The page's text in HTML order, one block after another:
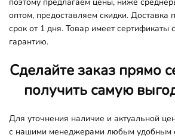
оптом, предоставляем скидки. Доставка
срок от 1 дня. Товар имеет сертификаты
гарантию.
Сделайте заказ прямо
получить самую
Для уточнения наличие и актуальной
с нашими менеджерами любым удобным